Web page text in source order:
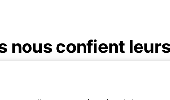
nous confient